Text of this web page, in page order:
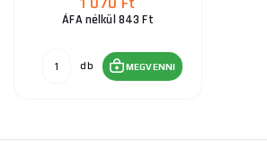
ÁFA nélkül 843 Ft
db MEGVENNI